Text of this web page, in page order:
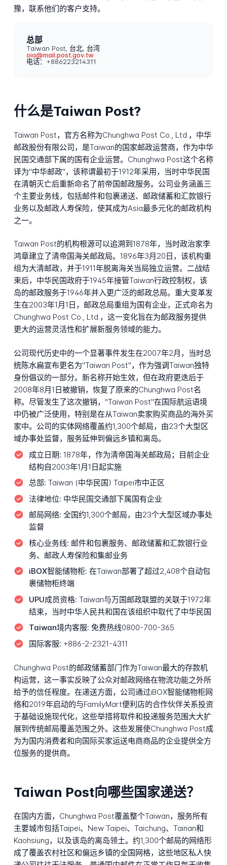
豫，联系他们的客户支持。
总部
Taiwan Post, 台北, 台湾
oia@mail.post.gov.tw
电话：+886223214311
什么是Taiwan Post?
Taiwan Post，官方名称为Chunghwa Post Co., Ltd.，中华
邮政股份有限公司，是Taiwan的国家邮政运营商，作为中华
民国交通部下属的国有企业运营。Chunghwa Post这个名称
译为"中华邮政"，该称谓最初于1912年采用，当时中华民国
在清朝灭亡后重新命名了前帝国邮政服务。公司业务涵盖三
个主要业务线，包括邮件和包裹递送、邮政储蓄和汇款银行
业务以及邮政人寿保险，使其成为Asia最多元化的邮政机构
之一。
Taiwan Post的机构根源可以追溯到1878年，当时政治家李
鸿章建立了清帝国海关邮政局。1896年3月20日，该机构重
组为大清邮政，并于1911年脱离海关当局独立运营。二战结
束后，中华民国政府于1945年接管Taiwan行政控制权，该
岛的邮政服务于1946年并入更广泛的邮政总局。重大变革发
生在2003年1月1日，邮政总局重组为国有企业，正式命名为
Chunghwa Post Co., Ltd.，这一变化旨在为邮政服务提供
更大的运营灵活性和扩展新服务领域的能力。
公司现代历史中的一个显著事件发生在2007年2月，当时总
统陈水扁宣布更名为"Taiwan Post"，作为强调Taiwan独特
身份倡议的一部分。新名称开始生效，但在政府更迭后于
2008年8月1日被撤销，恢复了原来的Chunghwa Post名
称。尽管发生了这次撤销，"Taiwan Post"在国际航运语境
中仍被广泛使用，特别是在从Taiwan卖家购买商品的海外买
家中。公司的实体网络覆盖约1,300个邮局，由23个大型区
域办事处监督，服务延伸到偏远乡镇和离岛。
成立日期: 1878年，作为清帝国海关邮政局；目前企业
结构自2003年1月1日起实施
总部: Taiwan (中华民国) Taipei市中正区
法律地位: 中华民国交通部下属国有企业
邮局网络: 全国约1,300个邮局，由23个大型区域办事处
监督
核心业务线: 邮件和包裹服务、邮政储蓄和汇款银行业
务、邮政人寿保险和集邮业务
iBOX智能储物柜: 在Taiwan部署了超过2,408个自动包
裹储物柜终端
UPU成员资格: Taiwan与万国邮政联盟的关联于1972年
结束，当时中华人民共和国在该组织中取代了中华民国
Taiwan境内客服: 免费热线0800-700-365
国际客服: +886-2-2321-4311
Chunghwa Post的邮政储蓄部门作为Taiwan最大的存款机
构运营，这一事实反映了公众对邮政网络在物流功能之外所
给予的信任程度。在递送方面，公司通过iBOX智能储物柜网
络和2019年启动的与FamilyMart便利店的合作伙伴关系投资
于基础设施现代化，这些举措将取件和投递服务范围大大扩
展到传统邮局覆盖范围之外。这些发展使Chunghwa Post成
为为国内消费者和向国际买家运送电商商品的企业提供全方
位服务的提供商。
Taiwan Post向哪些国家递送？
在国内方面，Chunghwa Post覆盖整个Taiwan，服务所有
主要城市包括Taipei、New Taipei、Taichung、Tainan和
Kaohsiung，以及该岛的离岛领土。约1,300个邮局的网络形
成了覆盖农村社区和偏远乡镇的全国网格，这些地区私人快